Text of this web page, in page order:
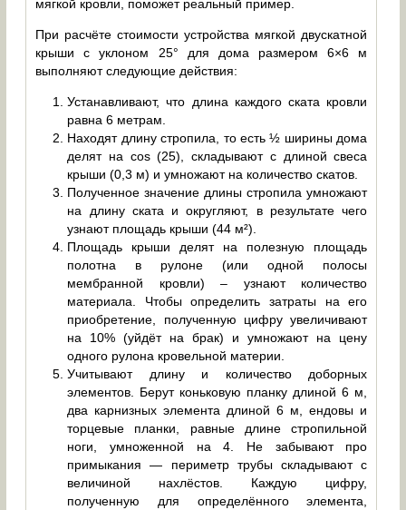
мягкой кровли, поможет реальный пример.
При расчёте стоимости устройства мягкой двускатной
крыши с уклоном 25° для дома размером 6×6 м
выполняют следующие действия:
Устанавливают, что длина каждого ската кровли
равна 6 метрам.
Находят длину стропила, то есть ½ ширины дома
делят на cos (25), складывают с длиной свеса
крыши (0,3 м) и умножают на количество скатов.
Полученное значение длины стропила умножают
на длину ската и округляют, в результате чего
узнают площадь крыши (44 м²).
Площадь крыши делят на полезную площадь
полотна в рулоне (или одной полосы
мембранной кровли) – узнают количество
материала. Чтобы определить затраты на его
приобретение, полученную цифру увеличивают
на 10% (уйдёт на брак) и умножают на цену
одного рулона кровельной материи.
Учитывают длину и количество доборных
элементов. Берут коньковую планку длиной 6 м,
два карнизных элемента длиной 6 м, ендовы и
торцевые планки, равные длине стропильной
ноги, умноженной на 4. Не забывают про
примыкания — периметр трубы складывают с
величиной нахлёстов. Каждую цифру,
полученную для определённого элемента,